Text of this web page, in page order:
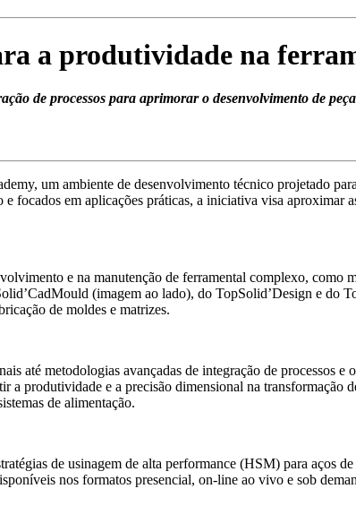
a produtividade na
de processos para aprimorar o desenvolvimento de
um ambiente de desenvolvimento técnico projetado
focados em aplicações práticas, a iniciativa visa aproximar
e na manutenção de ferramental complexo, como
(imagem ao lado), do TopSolid’Design e do
de moldes e matrizes.
até metodologias avançadas de integração de processos e
produtividade e a precisão dimensional na transformação
de alimentação.
de usinagem de alta performance (HSM) para aços
nos formatos presencial, on-line ao vivo e sob